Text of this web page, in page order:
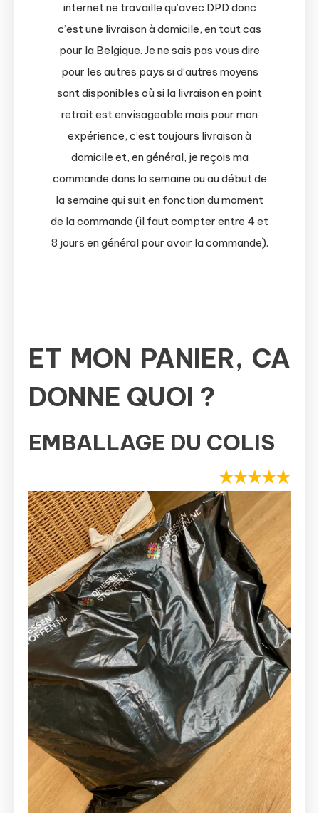
internet ne travaille qu’avec DPD donc
c’est une livraison à domicile, en tout cas
pour la Belgique. Je ne sais pas vous dire
pour les autres pays si d’autres moyens
sont disponibles où si la livraison en point
retrait est envisageable mais pour mon
expérience, c’est toujours livraison à
domicile et, en général, je reçois ma
commande dans la semaine ou au début de
la semaine qui suit en fonction du moment
de la commande (il faut compter entre 4 et
8 jours en général pour avoir la commande).
ET MON PANIER, CA
DONNE QUOI ?
EMBALLAGE DU COLIS